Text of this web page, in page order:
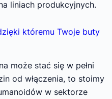
liniach produkcyjnych.
któremu Twoje buty
może stać się w pełni
od włączenia, to stoimy
w sektorze